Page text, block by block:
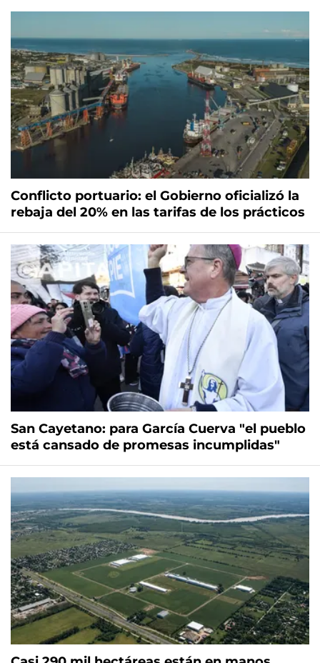
Conflicto portuario: el Gobierno oficializó la
rebaja del 20% en las tarifas de los prácticos
San Cayetano: para García Cuerva "el pueblo
está cansado de promesas incumplidas"